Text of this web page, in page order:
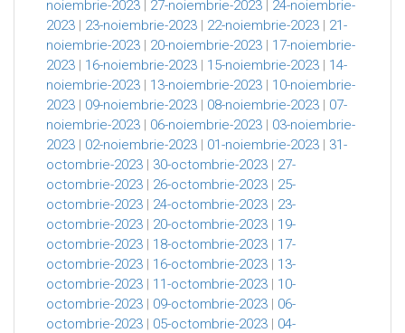
noiembrie-2023 27-noiembrie-2023
24-noiembrie-
2023 | 23-noiembrie-2023 | 22-noiembrie-2023 | 21-
noiembrie-2023 | 20-noiembrie-2023 | 17-noiembrie-
2023 | 16-noiembrie-2023 | 15-noiembrie-2023 | 14-
noiembrie-2023 | 13-noiembrie-2023 | 10-noiembrie-
2023 | 09-noiembrie-2023 | 08-noiembrie-2023 | 07-
noiembrie-2023 | 06-noiembrie-2023 | 03-noiembrie-
2023 | 02-noiembrie-2023 | 01-noiembrie-2023 | 31-
octombrie-2023 | 30-octombrie-2023 | 27-
octombrie-2023 | 26-octombrie-2023 | 25-
octombrie-2023 | 24-octombrie-2023 | 23-
octombrie-2023 | 20-octombrie-2023 | 19-
octombrie-2023 | 18-octombrie-2023 | 17-
octombrie-2023 | 16-octombrie-2023 | 13-
octombrie-2023 | 11-octombrie-2023 | 10-
octombrie-2023 | 09-octombrie-2023 | 06-
octombrie-2023 | 05-octombrie-2023 | 04-